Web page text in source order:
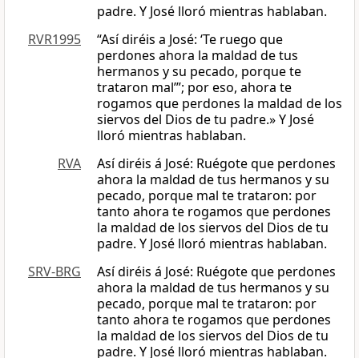
padre. Y José lloró mientras hablaban.
RVR1995
“Así diréis a José: ‘Te ruego que
perdones ahora la maldad de tus
hermanos y su pecado, porque te
trataron mal’”; por eso, ahora te
rogamos que perdones la maldad de los
siervos del Dios de tu padre.» Y José
lloró mientras hablaban.
RVA
Así diréis á José: Ruégote que perdones
ahora la maldad de tus hermanos y su
pecado, porque mal te trataron: por
tanto ahora te rogamos que perdones
la maldad de los siervos del Dios de tu
padre. Y José lloró mientras hablaban.
SRV-BRG
Así diréis á José: Ruégote que perdones
ahora la maldad de tus hermanos y su
pecado, porque mal te trataron: por
tanto ahora te rogamos que perdones
la maldad de los siervos del Dios de tu
padre. Y José lloró mientras hablaban.